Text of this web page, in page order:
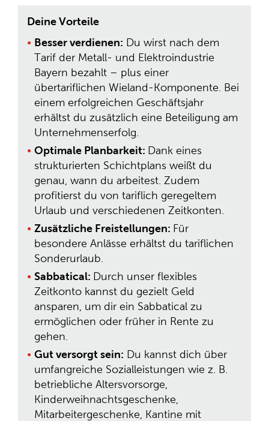
Deine Vorteile
Besser verdienen: Du wirst nach dem
Tarif der Metall- und Elektroindustrie
Bayern bezahlt – plus einer
übertariflichen Wieland-Komponente. Bei
einem erfolgreichen Geschäftsjahr
erhältst du zusätzlich eine Beteiligung am
Unternehmenserfolg.
Optimale Planbarkeit: Dank eines
strukturierten Schichtplans weißt du
genau, wann du arbeitest. Zudem
profitierst du von tariflich geregeltem
Urlaub und verschiedenen Zeitkonten.
Zusätzliche Freistellungen: Für
besondere Anlässe erhältst du tariflichen
Sonderurlaub.
Sabbatical: Durch unser flexibles
Zeitkonto kannst du gezielt Geld
ansparen, um dir ein Sabbatical zu
ermöglichen oder früher in Rente zu
gehen.
Gut versorgt sein: Du kannst dich über
umfangreiche Sozialleistungen wie z. B.
betriebliche Altersvorsorge,
Kinderweihnachtsgeschenke,
Mitarbeitergeschenke, Kantine mit